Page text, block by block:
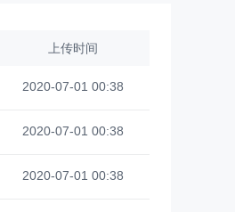
上传时间
2020-07-01 00:38
2020-07-01 00:38
2020-07-01 00:38